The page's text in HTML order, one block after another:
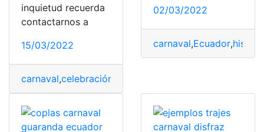
inquietud recuerda
contactarnos a
15/03/2022
carnaval,celebración
02/03/2022
carnaval,Ecuador,